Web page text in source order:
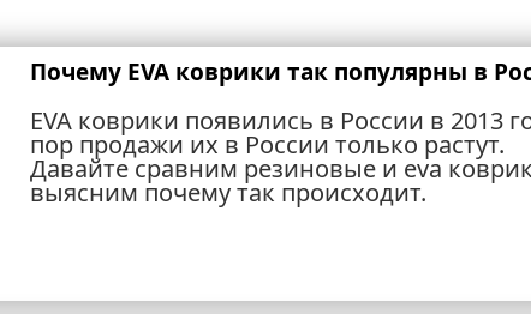
Почему EVA коврики так популярны в
EVA коврики появились в России в 2013
пор продажи их в России только растут.
Давайте сравним резиновые и eva
выясним почему так происходит.